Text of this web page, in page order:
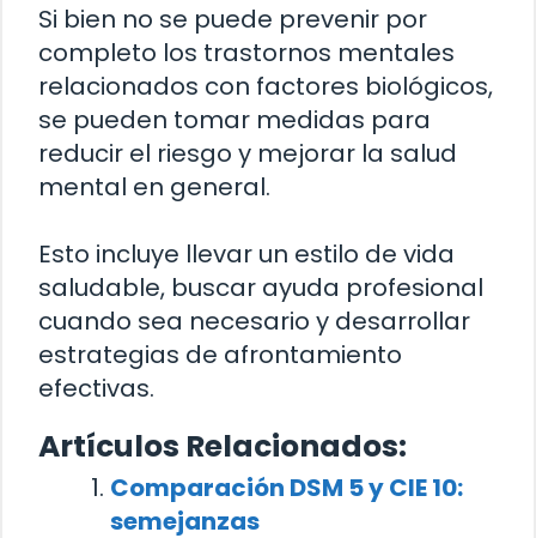
Si bien no se puede prevenir por
completo los trastornos mentales
relacionados con factores biológicos,
se pueden tomar medidas para
reducir el riesgo y mejorar la salud
mental en general.
Esto incluye llevar un estilo de vida
saludable, buscar ayuda profesional
cuando sea necesario y desarrollar
estrategias de afrontamiento
efectivas.
Artículos Relacionados:
Comparación DSM 5 y CIE 10:
semejanzas